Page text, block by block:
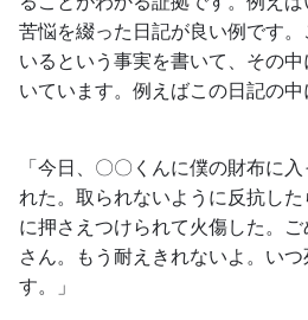
苦悩を綴った日記が良い例です
いるという事実を書いて、その
いています。例えばこの日記の中
「今日、〇〇くんに僕の財布に
れた。取られないように反抗し
に押さえつけられて火傷した。
さん。もう耐えきれないよ。い
す。」